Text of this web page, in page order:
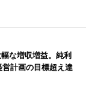
な増収増益。純利
計画の目標超え達